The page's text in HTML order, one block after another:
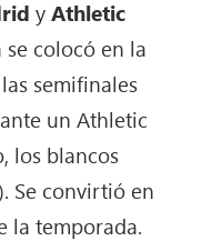
yAthletic
se colocó en la
semifinales
un Athletic
los blancos
Se convirtió en
la temporada.